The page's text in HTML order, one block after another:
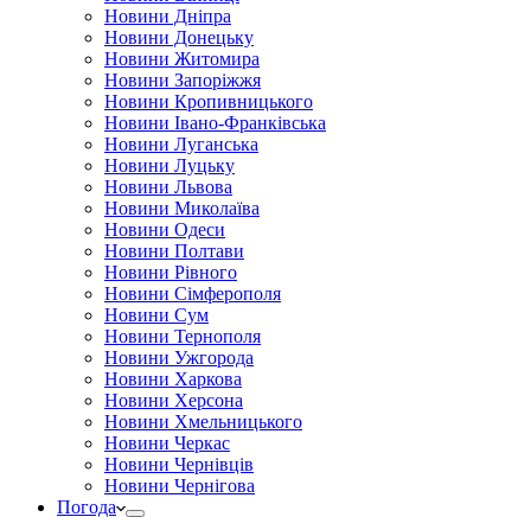
Новини Дніпра
Новини Донецьку
Новини Житомира
Новини Запоріжжя
Новини Кропивницького
Новини Івано-Франківська
Новини Луганська
Новини Луцьку
Новини Львова
Новини Миколаїва
Новини Одеси
Новини Полтави
Новини Рівного
Новини Сімферополя
Новини Сум
Новини Тернополя
Новини Ужгорода
Новини Харкова
Новини Херсона
Новини Хмельницького
Новини Черкас
Новини Чернівців
Новини Чернігова
Погода